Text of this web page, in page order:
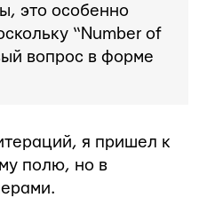
это особенно
“Number of
вопрос в форме
я пришел к
полю, но в